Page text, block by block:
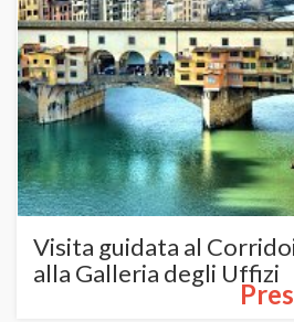
Visita guidata al
alla Galleria degli Uffizi